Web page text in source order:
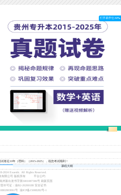
打开易学仕APP
卷近10年（理科）（2015-2025），祝您考试顺利！
课程大纲
2024 Exueshi. All Rights Reserved.
有限公司 版权所有
平台公约
岸新出发书字第5001087306号
刷新页面
许可证：渝B2-20200188 安全证书
号
渝ICP备15008282号-1